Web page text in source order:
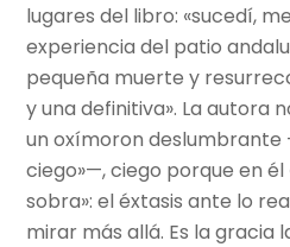
lugares del libro: «sucedí,
experiencia del patio
pequeña muerte y
y una definitiva». La autora
un oxímoron deslumbrante
ciego»—, ciego porque en
sobra»: el éxtasis ante lo
mirar más allá. Es la gracia